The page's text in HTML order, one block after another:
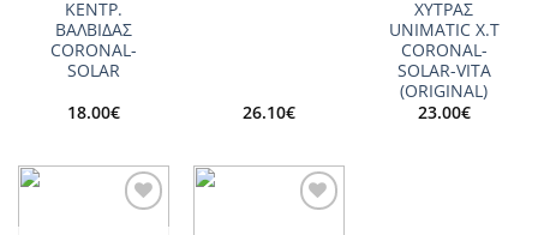
ΚΕΝΤΡ.
ΒΑΛΒΙΔΑΣ
CORONAL-
SOLAR
18.00€ 26.10€
ΧΥΤΡΑΣ
UNIMATIC X.T
CORONAL-
SOLAR-VITA
(ORIGINAL)
23.00€